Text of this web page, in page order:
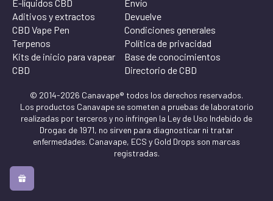
E-líquidos CBD
Aditivos y extractos
CBD Vape Pen
Terpenos
Kits de inicio para vapear
CBD
Envío
Devuelve
Condiciones generales
Política de privacidad
Base de conocimientos
Directorio de CBD
© 2014-2026 Canavape® todos los derechos reservados.
Los productos Canavape se someten a pruebas de laboratorio
realizadas por terceros y no infringen la Ley de Uso Indebido de
Drogas de 1971, no sirven para diagnosticar ni tratar
enfermedades. Canavape, ECS y Gold Drops son marcas
registradas.